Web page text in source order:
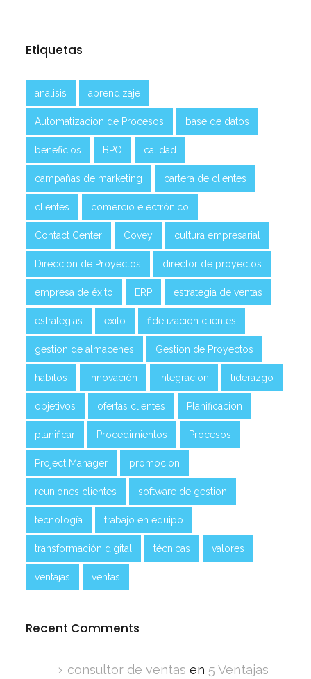
Etiquetas
analisis aprendizaje
Automatizacion de Procesos base de datos
beneficios BPO calidad
campañas de marketing cartera de clientes
clientes comercio electrónico
Contact Center Covey cultura empresarial
Direccion de Proyectos director de proyectos
empresa de éxito ERP estrategia de ventas
estrategias exito fidelización clientes
gestion de almacenes Gestion de Proyectos
habitos innovación integracion liderazgo
objetivos ofertas clientes Planificacion
planificar Procedimientos Procesos
Project Manager promocion
reuniones clientes software de gestion
tecnología trabajo en equipo
transformación digital técnicas valores
ventajas ventas
Recent Comments
consultor de ventas en 5 Ventajas